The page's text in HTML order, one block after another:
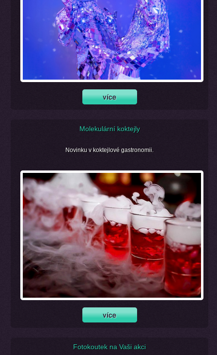
Molekulární koktejly
Novinku v koktejlové gastronomii.
Fotokoutek na Vaši akci